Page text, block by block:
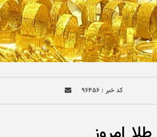
کد خبر : ۹۶۴۵۶